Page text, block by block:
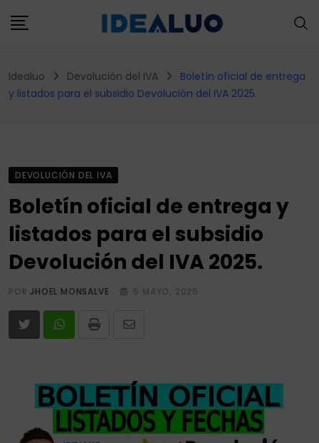
to
Idealuo Devolución del IVA
Boletín oficial de entrega
y listados para el subsidio Devolución del IVA 2025.
DEVOLUCIÓN DEL IVA
Boletín oficial de entrega y
listados para el subsidio
Devolución del IVA 2025.
PORJHOEL MONSALVE 5 MAYO, 2025
Print
Share